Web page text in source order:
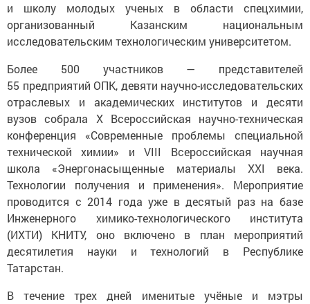
и школу молодых ученых в области спецхимии,
организованный Казанским национальным
исследовательским технологическим университетом.
Более 500 участников — представителей
55 предприятий ОПК, девяти научно-исследовательских
отраслевых и академических институтов и десяти
вузов собрала X Всероссийская научно-техническая
конференция «Современные проблемы специальной
технической химии» и VIII Всероссийская научная
школа «Энергонасыщенные материалы XXI века.
Технологии получения и применения». Мероприятие
проводится с 2014 года уже в десятый раз на базе
Инженерного химико-технологического института
(ИХТИ) КНИТУ, оно включено в план мероприятий
десятилетия науки и технологий в Республике
Татарстан.
В течение трех дней именитые учёные и мэтры